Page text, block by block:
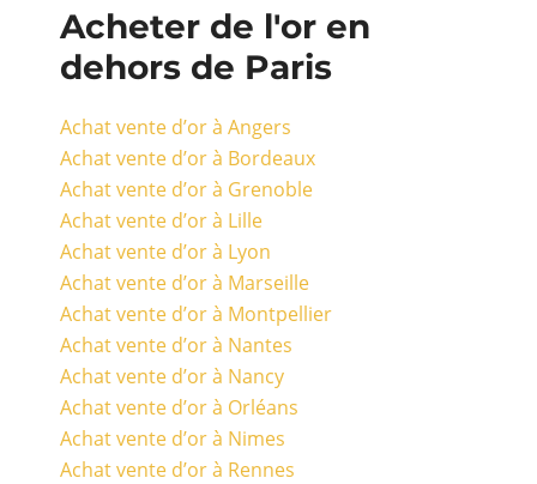
Acheter de l'or en
dehors de Paris
Achat vente d’or à Angers
Achat vente d’or à Bordeaux
Achat vente d’or à Grenoble
Achat vente d’or à Lille
Achat vente d’or à Lyon
Achat vente d’or à Marseille
Achat vente d’or à Montpellier
Achat vente d’or à Nantes
Achat vente d’or à Nancy
Achat vente d’or à Orléans
Achat vente d’or à Nimes
Achat vente d’or à Rennes